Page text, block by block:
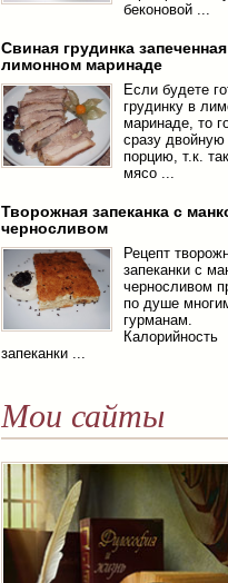
беконовой ...
Свиная грудинка
лимонном маринаде
Если будете
грудинку в
маринаде, то
сразу двойную
порцию, т.к.
мясо ...
Творожная запеканка с
черносливом
Рецепт
запеканки с
черносливом
по душе
гурманам.
Калорийность
запеканки ...
Мои сайты